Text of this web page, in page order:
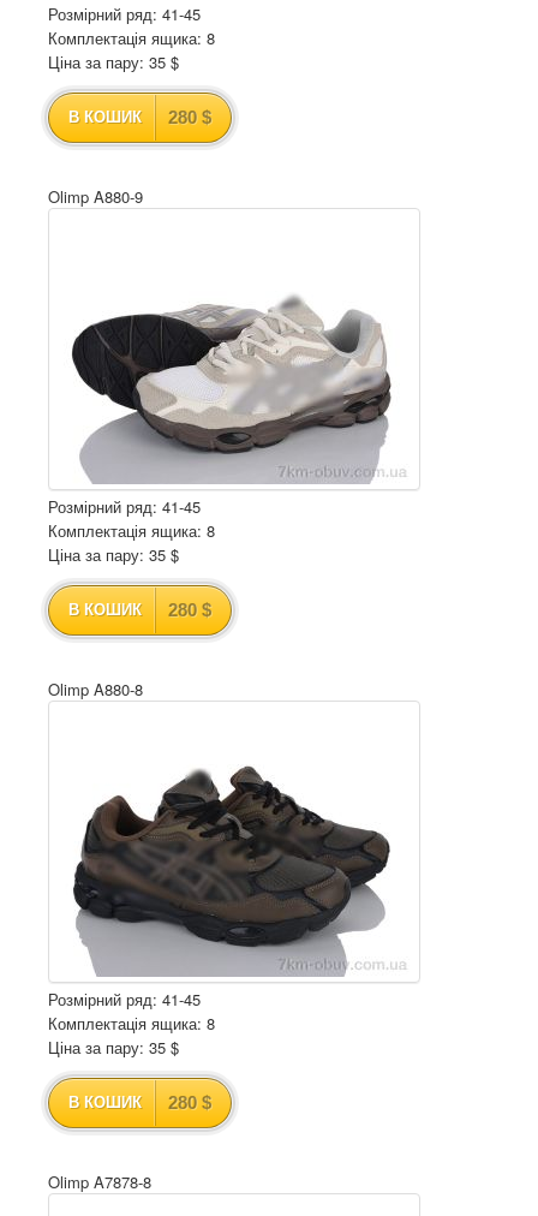
Розмірний ряд: 41-45
Комплектація ящика: 8
Ціна за пару: 35 $
В КОШИК 280 $
Olimp A880-9
Розмірний ряд: 41-45
Комплектація ящика: 8
Ціна за пару: 35 $
В КОШИК 280 $
Olimp A880-8
Розмірний ряд: 41-45
Комплектація ящика: 8
Ціна за пару: 35 $
В КОШИК 280 $
Olimp A7878-8